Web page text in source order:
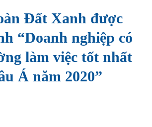
Đất Xanh được
“Doanh nghiệp có
làm việc tốt nhất
Á năm 2020”